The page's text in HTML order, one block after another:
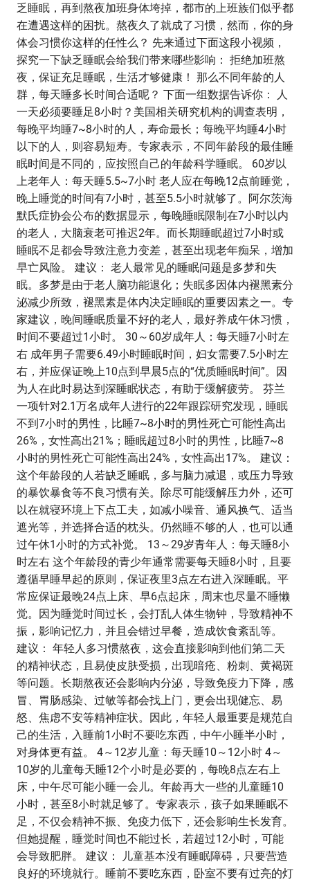
乏睡眠，再到熬夜加班身体垮掉，都市的上班族们似乎都
在遭遇这样的困扰。熬夜久了就成了习惯，然而，你的身
体会习惯你这样的任性么？ 先来通过下面这段小视频，
探究一下缺乏睡眠会给我们带来哪些影响： 拒绝加班熬
夜，保证充足睡眠，生活才够健康！ 那么不同年龄的人
群，每天睡多长时间合适呢？ 下面一组数据告诉你： 人
一天必须要睡足8小时？美国相关研究机构的调查表明，
每晚平均睡7~8小时的人，寿命最长；每晚平均睡4小时
以下的人，则容易短寿。专家表示，不同年龄段的最佳睡
眠时间是不同的，应按照自己的年龄科学睡眠。 60岁以
上老年人：每天睡5.5~7小时 老人应在每晚12点前睡觉，
晚上睡觉的时间有7小时，甚至5.5小时就够了。阿尔茨海
默氏症协会公布的数据显示，每晚睡眠限制在7小时以内
的老人，大脑衰老可推迟2年。而长期睡眠超过7小时或
睡眠不足都会导致注意力变差，甚至出现老年痴呆，增加
早亡风险。 建议： 老人最常见的睡眠问题是多梦和失
眠。多梦是由于老人脑功能退化；失眠多因体内褪黑素分
泌减少所致，褪黑素是体内决定睡眠的重要因素之一。专
家建议，晚间睡眠质量不好的老人，最好养成午休习惯，
时间不要超过1小时。 30～60岁成年人：每天睡7小时左
右 成年男子需要6.49小时睡眠时间，妇女需要7.5小时左
右，并应保证晚上10点到早晨5点的“优质睡眠时间”。因
为人在此时易达到深睡眠状态，有助于缓解疲劳。 芬兰
一项针对2.1万名成年人进行的22年跟踪研究发现，睡眠
不到7小时的男性，比睡7~8小时的男性死亡可能性高出
26%，女性高出21%；睡眠超过8小时的男性，比睡7~8
小时的男性死亡可能性高出24%，女性高出17%。 建议：
这个年龄段的人若缺乏睡眠，多与脑力减退，或压力导致
的暴饮暴食等不良习惯有关。除尽可能缓解压力外，还可
以在就寝环境上下点工夫，如减小噪音、通风换气、适当
遮光等，并选择合适的枕头。仍然睡不够的人，也可以通
过午休1小时的方式补觉。 13～29岁青年人：每天睡8小
时左右 这个年龄段的青少年通常需要每天睡8小时，且要
遵循早睡早起的原则，保证夜里3点左右进入深睡眠。平
常应保证最晚24点上床、早6点起床，周末也尽量不睡懒
觉。因为睡觉时间过长，会打乱人体生物钟，导致精神不
振，影响记忆力，并且会错过早餐，造成饮食紊乱等。
建议： 年轻人多习惯熬夜，这会直接影响到他们第二天
的精神状态，且易使皮肤受损，出现暗疮、粉刺、黄褐斑
等问题。长期熬夜还会影响内分泌，导致免疫力下降，感
冒、胃肠感染、过敏等都会找上门，更会出现健忘、易
怒、焦虑不安等精神症状。因此，年轻人最重要是规范自
己的生活，入睡前1小时不要吃东西，中午小睡半小时，
对身体更有益。 4～12岁儿童：每天睡10～12小时 4～
10岁的儿童每天睡12个小时是必要的，每晚8点左右上
床，中午尽可能小睡一会儿。年龄再大一些的儿童睡10
小时，甚至8小时就足够了。专家表示，孩子如果睡眠不
足，不仅会精神不振、免疫力低下，还会影响生长发育。
但她提醒，睡觉时间也不能过长，若超过12小时，可能
会导致肥胖。 建议： 儿童基本没有睡眠障碍，只要营造
良好的环境就行。睡前不要吃东西，卧室不要有过亮的灯